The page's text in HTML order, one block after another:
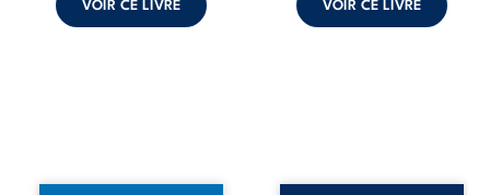
comment dompter
VOIR CE LIVRE VOIR CE LIVRE